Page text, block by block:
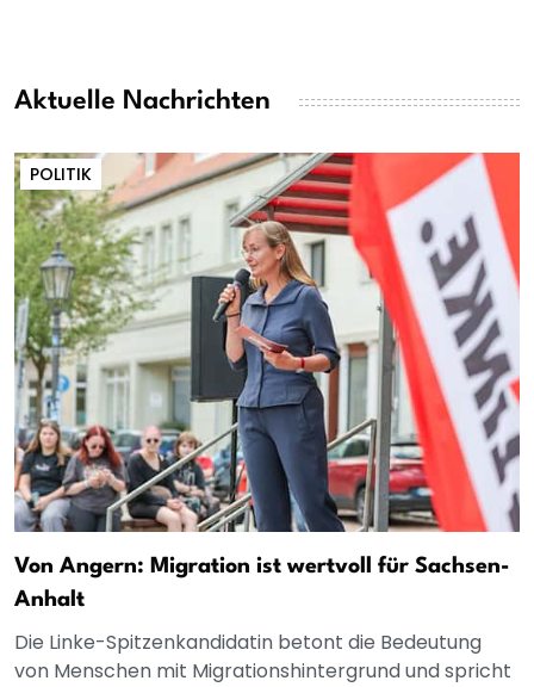
Aktuelle Nachrichten
POLITIK
Von Angern: Migration ist wertvoll für Sachsen-
Anhalt
Die Linke-Spitzenkandidatin betont die Bedeutung
von Menschen mit Migrationshintergrund und spricht